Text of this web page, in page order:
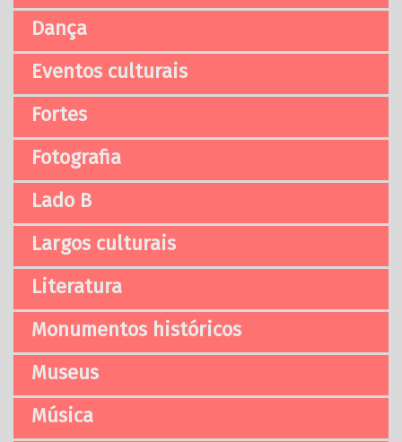
Dança
Eventos culturais
Fortes
Fotografia
Lado B
Largos culturais
Literatura
Monumentos históricos
Museus
Música